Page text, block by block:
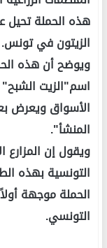
هذه الحملة تحيل
الزيتون في تونس.
ويوضح أن هذه
اسم"الزيت
الأسواق ويعرض
المنشأ".
ويقول إن المزارع
التونسية بهذه
الحملة موجهة
التونسي.